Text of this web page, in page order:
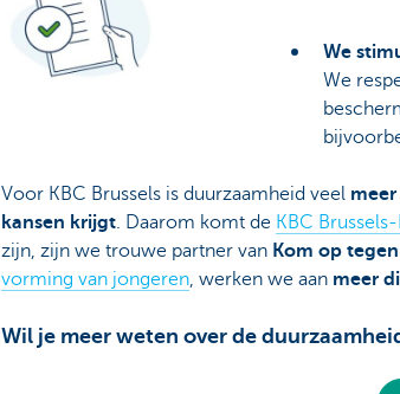
We
We
Voor KBC Brussels is duurzaamheid veel
kansen krijgt . Daarom komt de KBC
zijn, zijn we trouwe partner van Kom op
vorming van jongeren , werken we aan meer
Wil je meer weten over de